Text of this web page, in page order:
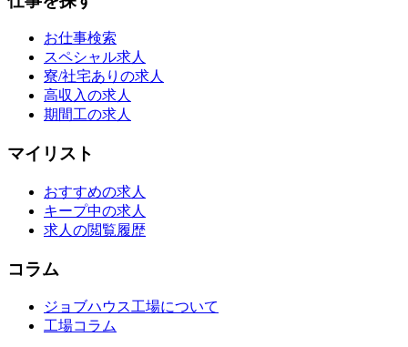
お仕事検索
スペシャル求人
寮/社宅ありの求人
高収入の求人
期間工の求人
マイリスト
おすすめの求人
キープ中の求人
求人の閲覧履歴
コラム
ジョブハウス工場について
工場コラム